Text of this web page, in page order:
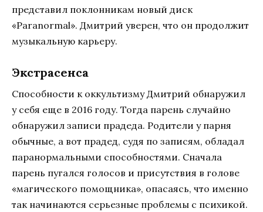
представил поклонникам новый диск
«Paranormal». Дмитрий уверен, что он продолжит
музыкальную карьеру.
Экстрасенса
Способности к оккультизму Дмитрий обнаружил
у себя еще в 2016 году. Тогда парень случайно
обнаружил записи прадеда. Родители у парня
обычные, а вот прадед, судя по записям, обладал
паранормальными способностями. Сначала
парень пугался голосов и присутствия в голове
«магического помощника», опасаясь, что именно
так начинаются серьезные проблемы с психикой.